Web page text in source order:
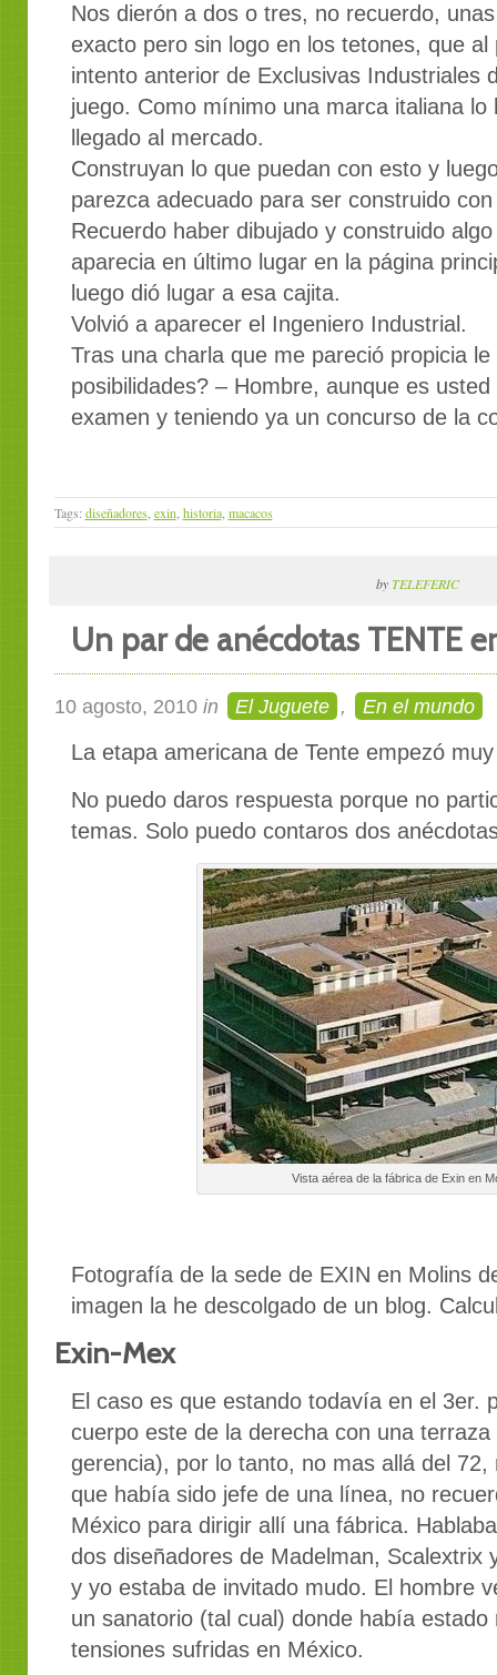
Nos dierón a dos o tres, no recuerdo,
exacto pero sin logo en los tetones, que
intento anterior de Exclusivas Industriales
juego. Como mínimo una marca italiana lo
llegado al mercado.
Construyan lo que puedan con esto y
parezca adecuado para ser construido con
Recuerdo haber dibujado y construido
aparecia en último lugar en la página
luego dió lugar a esa cajita.
Volvió a aparecer el Ingeniero Industrial.
Tras una charla que me pareció propicia
posibilidades? – Hombre, aunque es
examen y teniendo ya un concurso de la
Tags: diseñadores, exin historia, macacos
byTELEFERIC
Un par de anécdotas TENTE
10 agosto, 2010 in El Juguete , En el mundo
La etapa americana de Tente empezó
No puedo daros respuesta porque no
temas. Solo puedo contaros dos
Vista aérea de la fábrica de Exin en
Fotografía de la sede de EXIN en Molins
imagen la he descolgado de un blog.
Exin-Mex
El caso es que estando todavía en el 3er.
cuerpo este de la derecha con una
gerencia), por lo tanto, no mas allá del
que había sido jefe de una línea, no
México para dirigir allí una fábrica.
dos diseñadores de Madelman, Scalextrix
y yo estaba de invitado mudo. El hombre
un sanatorio (tal cual) donde había estado
tensiones sufridas en México.